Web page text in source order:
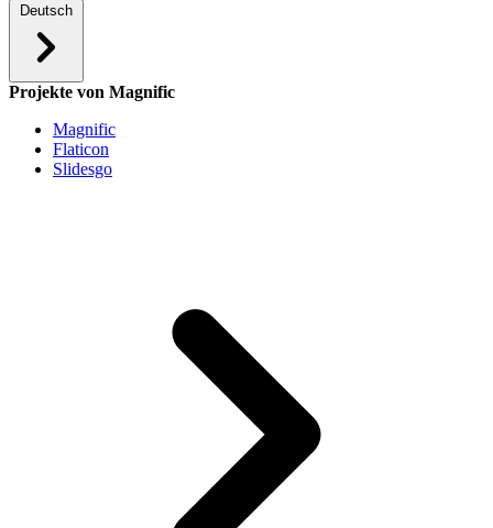
Deutsch
Projekte von Magnific
Magnific
Flaticon
Slidesgo